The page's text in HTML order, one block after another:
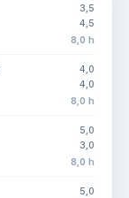
3,5
4,5
8,0 h
4,0
4,0
8,0 h
5,0
3,0
8,0 h
5,0